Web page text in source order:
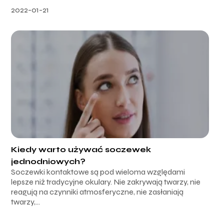
2022-01-21
Kiedy warto używać soczewek
jednodniowych?
Soczewki kontaktowe są pod wieloma względami
lepsze niż tradycyjne okulary. Nie zakrywają twarzy, nie
reagują na czynniki atmosferyczne, nie zasłaniają
twarzy,...